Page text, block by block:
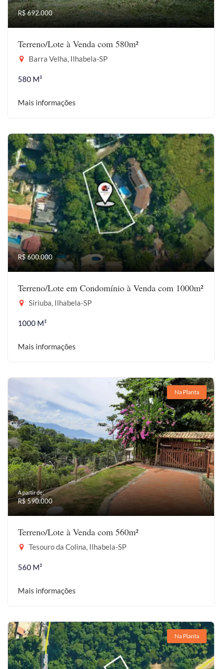
R$ 692.000
Terreno/Lote à Venda com 580m²
Barra Velha, Ilhabela-SP
580 M²
Mais informações
R$ 600.000
Terreno/Lote em Condomínio à Venda com 1000m²
Siriuba, Ilhabela-SP
1000 M²
Mais informações
Na Planta
A partir de:
R$ 590.000
Terreno/Lote à Venda com 560m²
Tesouro da Colina, Ilhabela-SP
560 M²
Mais informações
Na Planta